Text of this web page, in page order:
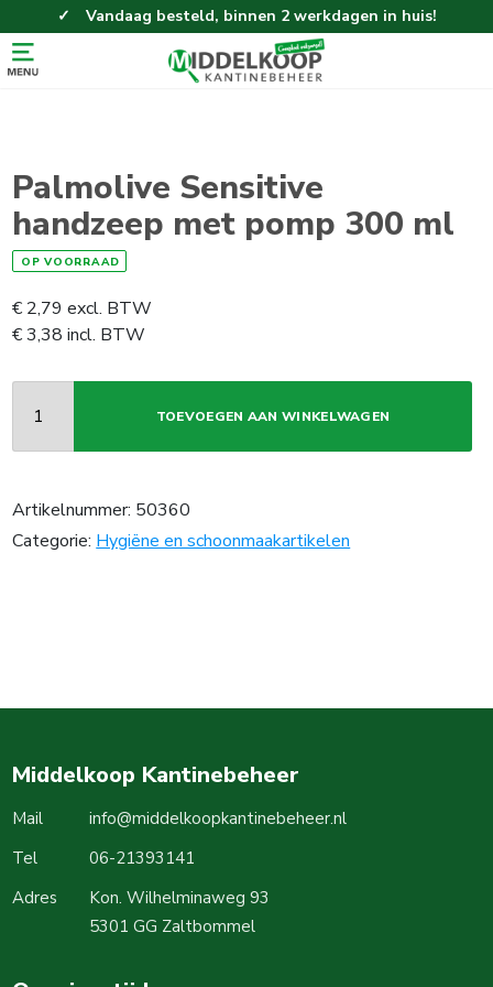
Vandaag besteld, binnen 2 werkdagen in huis!
Eenvoudig en gemakkelijk bestellen!
Gratis thuisbezorgd vanaf 100,-!
Palmolive Sensitive
handzeep met pomp 300 ml
OP VOORRAAD
€ 2,79 excl. BTW
€3,38 incl. BTW
TOEVOEGEN AAN WINKELWAGEN
Artikelnummer: 50360
Categorie: Hygiëne en schoonmaakartikelen
Middelkoop Kantinebeheer
Mail
info@middelkoopkantinebeheer.nl
Tel
06-21393141
Adres
Kon. Wilhelminaweg 93
5301 GG Zaltbommel